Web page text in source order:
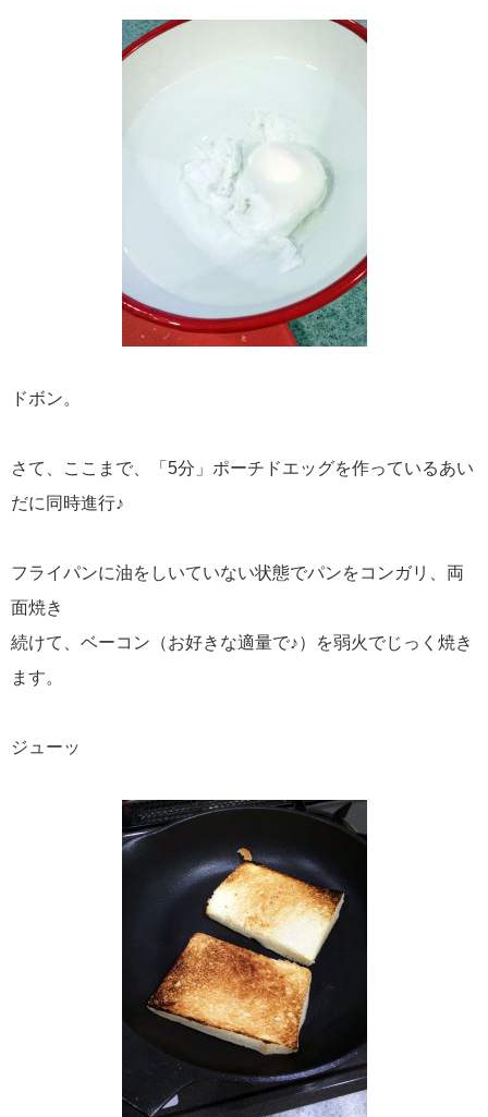
ドボン。
さて、ここまで、「5分」ポーチドエッグを作っているあい
だに同時進行♪
フライパンに油をしいていない状態でパンをコンガリ、両
面焼き
続けて、ベーコン（お好きな適量で♪）を弱火でじっく焼き
ます。
ジューッ